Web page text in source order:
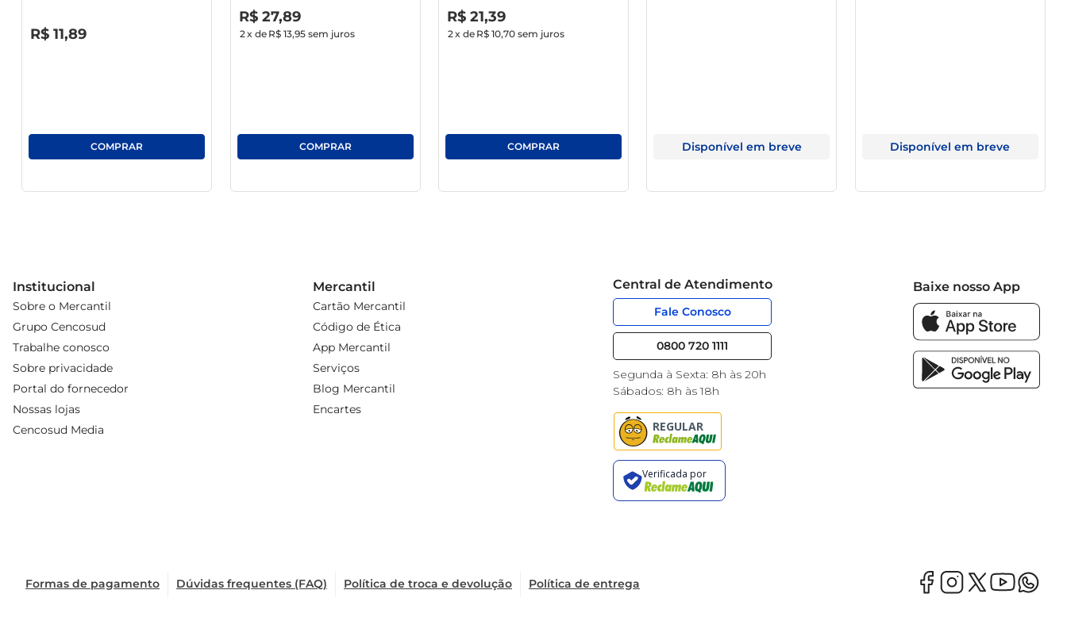
R$ 11,89
R$ 27,89
2x de R$ 13,95sem juros
R$ 21,39
2x de R$ 10,70sem juros
Disponível em breve Disponível em breve
Institucional
Sobre o Mercantil
Grupo Cencosud
Trabalhe conosco
Sobre privacidade
Portal do fornecedor
Nossas lojas
Cencosud Media
Mercantil
Cartão Mercantil
Código de Ética
App Mercantil
Serviços
Blog Mercantil
Encartes
Central de Atendimento
Fale Conosco
0800 720 1111
Segunda à Sexta: 8h às 20h
Sábados: 8h às 18h
Baixe nosso App
Formas de pagamento Dúvidas frequentes (FAQ) Política de troca e devolução Política de entrega